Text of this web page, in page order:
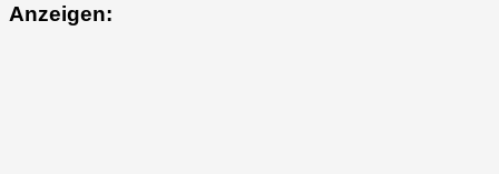
Anzeigen: